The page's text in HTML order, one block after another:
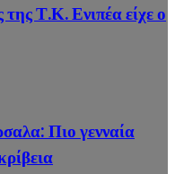
Τ.Κ. Ενιπέα είχε ο
Πιο γενναία